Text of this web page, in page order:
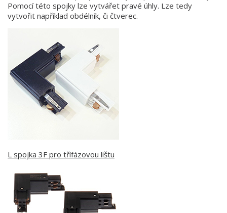
Pomocí této spojky lze vytvářet pravé úhly. Lze tedy
vytvořit například obdélník, či čtverec.
L spojka 3F pro třífázovou lištu